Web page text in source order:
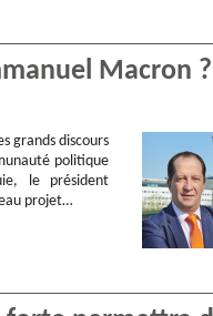
Macron ?
grands discours
politique
le président
projet…